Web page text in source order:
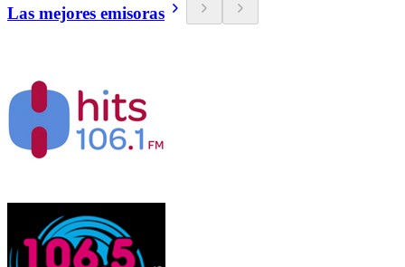
Las mejores emisoras